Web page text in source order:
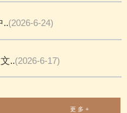
..(2026-6-24)
..(2026-6-17)
更 多 +